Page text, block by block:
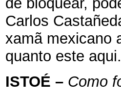
Carlos
xamã mexicano
quanto este aqui.
ISTOÉ – Como